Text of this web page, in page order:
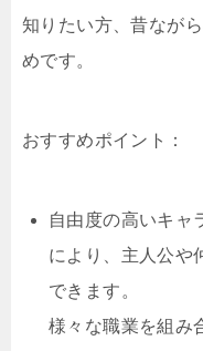
知りたい方、昔なが
めです。
おすすめポイント：
自由度の高いキャ
により、主人公や
できます。
様々な職業を組み